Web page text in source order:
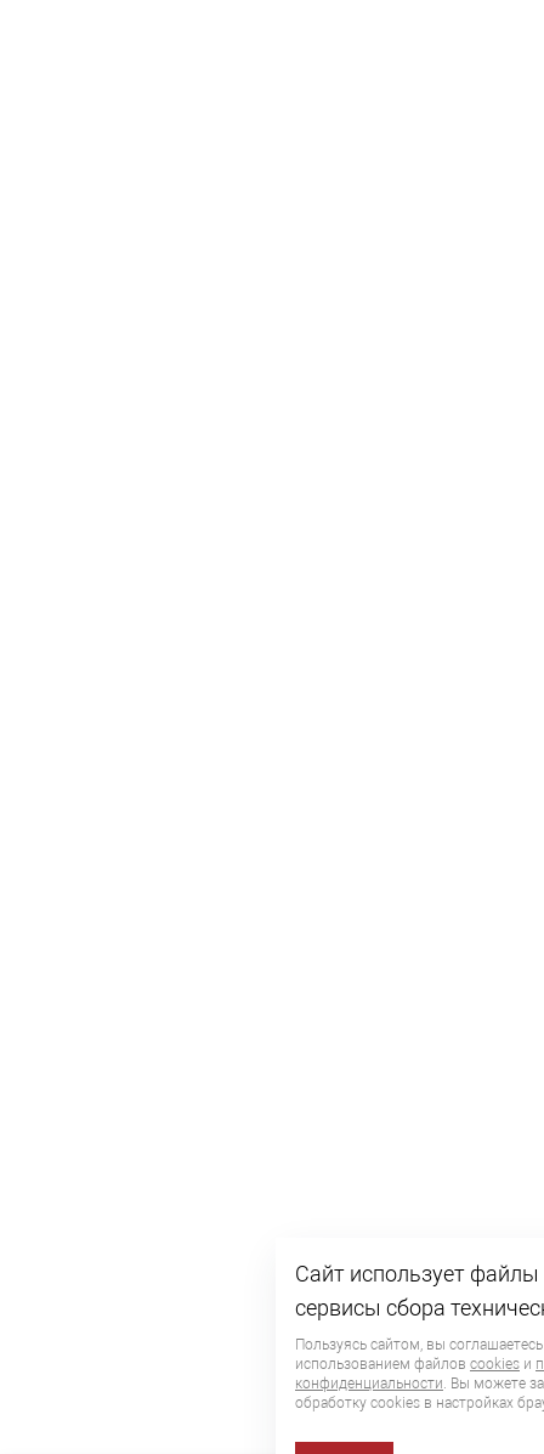
Сайт использует файлы
сервисы сбора
Пользуясь сайтом, вы
использованием файлов cookies и
конфиденциальности. Вы можете
обработку сookies в настройках